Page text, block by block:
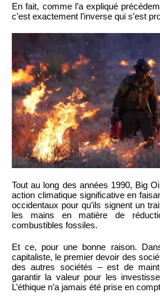
En fait, comme l’a expliqué
c’est exactement l’inverse qui s’est
Tout au long des années 1990, Big
action climatique significative en
occidentaux pour qu’ils signent un
les mains en matière de
combustibles fossiles.
Et ce, pour une bonne raison.
capitaliste, le premier devoir des
des autres sociétés – est de
garantir la valeur pour les
L’éthique n’a jamais été prise en